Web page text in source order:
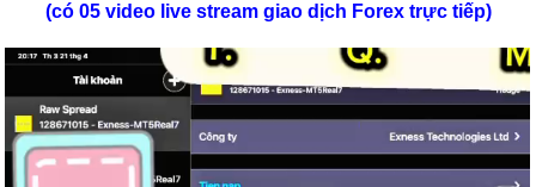
(có 05 video live stream giao dịch Forextrực tiếp)